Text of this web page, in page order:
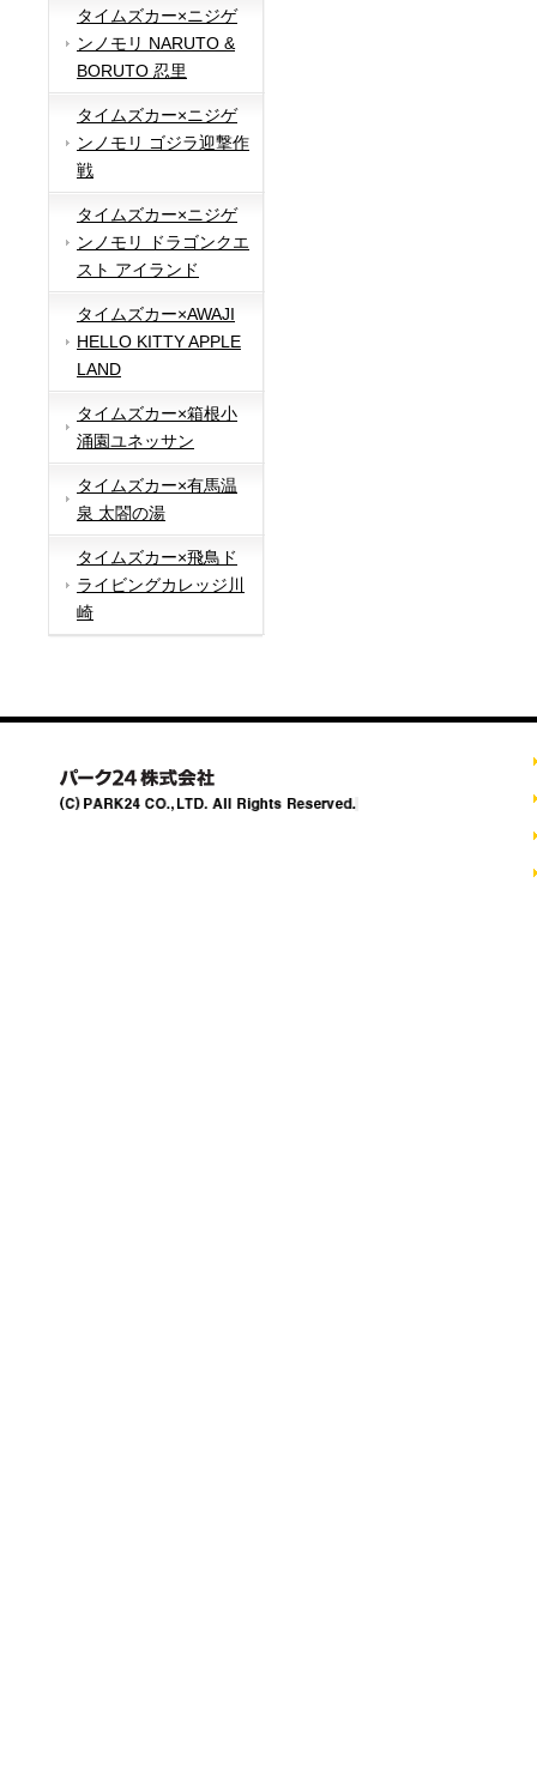
タイムズカー×ニジゲ
ンノモリ NARUTO &
BORUTO 忍里
タイムズカー×ニジゲ
ンノモリ ゴジラ迎撃作
戦
タイムズカー×ニジゲ
ンノモリ ドラゴンクエ
スト アイランド
タイムズカー×AWAJI
HELLO KITTY APPLE
LAND
タイムズカー×箱根小
涌園ユネッサン
タイムズカー×有馬温
泉 太閤の湯
タイムズカー×飛鳥ド
ライビングカレッジ川
崎